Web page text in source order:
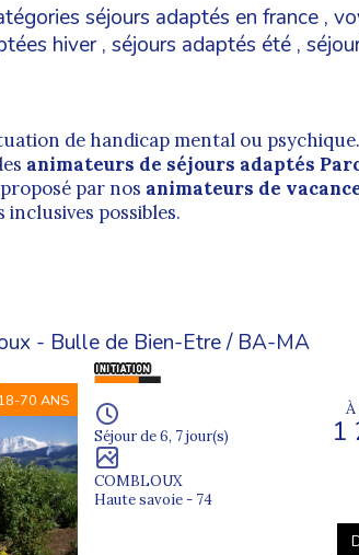
séjours adaptés en france ,
hiver, séjours adaptés été ,
de handicap mental ou psychique.
animateurs de séjours adaptés
par nos animateurs de
possibles.
- Bulle de Bien-Etre / BA-MA
70 ANS
Séjour de 6, 7 jour(s)
COMBLOUX
Haute savoie - 74
1